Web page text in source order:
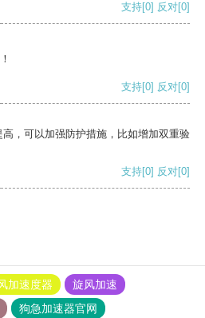
支持[0] 反对[0]
支持[0] 反对[0]
，可以加强防护措施，比如增加双重验
支持[0] 反对[0]
加速度器
旋风加速
狗急加速器官网